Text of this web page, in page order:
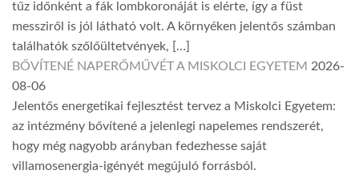
tűz időnként a fák lombkoronáját is elérte, így a füst
messziről is jól látható volt. A környéken jelentős számban
találhatók szőlőültetvények, […]
BŐVÍTENÉ NAPERŐMŰVÉT A MISKOLCI EGYETEM 2026-
08-06
Jelentős energetikai fejlesztést tervez a Miskolci Egyetem:
az intézmény bővítené a jelenlegi napelemes rendszerét,
hogy még nagyobb arányban fedezhesse saját
villamosenergia-igényét megújuló forrásból.